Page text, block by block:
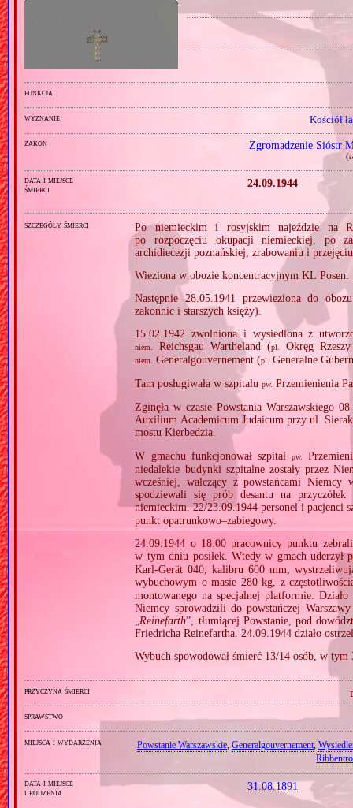
funkcja
wyznanie Kościół
zakon Zgromadzenie Sióstr
(
data i miejsce
śmierci
24.09.1944
szczegóły śmierci
Po niemieckim i rosyjskim najeździe na
po rozpoczęciu okupacji niemieckiej, po
archidiecezji poznańskiej, zrabowaniu i
Więziona w obozie koncentracyjnym KL Posen.
Następnie 28.05.1941 przewieziona do
zakonnic i starszych księży).
15.02.1942 zwolniona i wysiedlona z
niem. Reichsgau Wartheland (pl. Okręg
niem. Generalgouvernement (pl. Generalne
Tam posługiwała w szpitalupw. Przemienienia
Zginęła w czasie Powstania Warszawskiego
Auxilium Academicum Judaicum przy ul.
mostu Kierbedzia.
W gmachu funkcjonował szpitalpw.
niedalekie budynki szpitalne zostały przez
wcześniej, walczący z powstańcami
spodziewali się prób desantu na
niemieckim. 22/23.09.1944 personel i pacjenci
punkt opatrunkowo–zabiegowy.
24.09.1944 o 18:00 pracownicy punktu
w tym dniu posiłek. Wtedy w gmach uderzył
Karl‐Gerät 040, kalibru 600 mm,
wybuchowym o masie 280 kg, z
montowanego na specjalnej platformie.
Niemcy sprowadzili do powstańczej
Reinefarth”, tłumiącej Powstanie, pod
Friedricha Reinefartha. 24.09.1944 działo
Wybuch spowodował śmierć 13/14 osób, w
przyczyna śmierci
sprawstwo
miejsca i wydarzenia Powstanie Warszawskie, Generalgouvernement,
data i miejsce
urodzenia
31.08.1891